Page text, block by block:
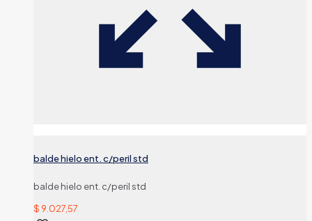
balde hielo ent. c/peril std
balde hielo ent. c/peril std
$ 9.027,57